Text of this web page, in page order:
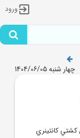
ورود
چهار شنبه 1404/06/05